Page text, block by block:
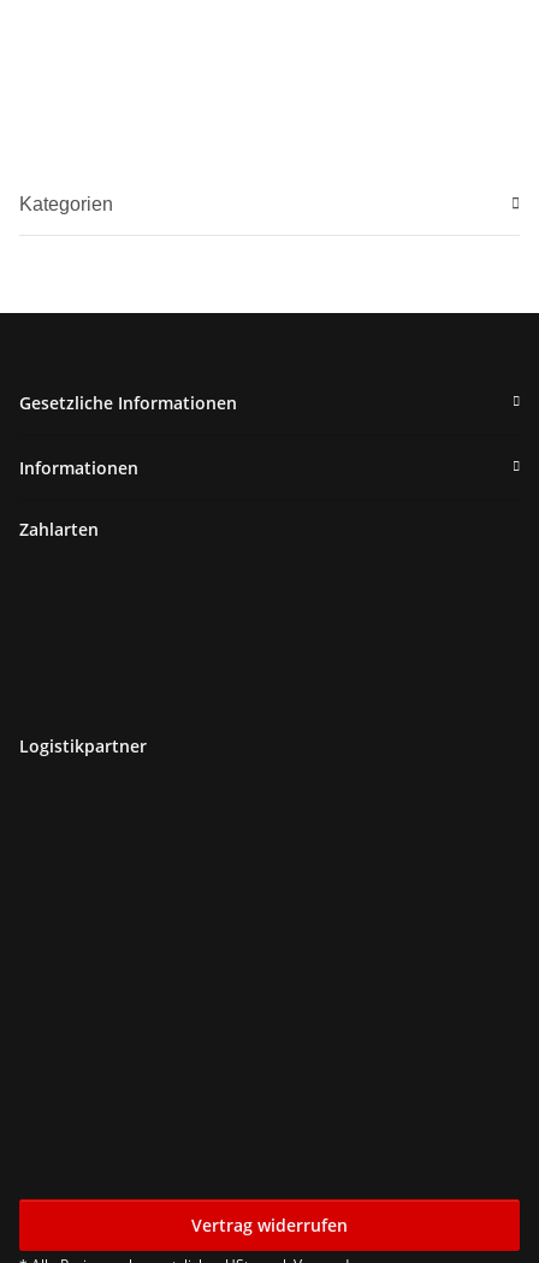
Kategorien
Gesetzliche Informationen
Informationen
Zahlarten
Logistikpartner
Vertrag widerrufen